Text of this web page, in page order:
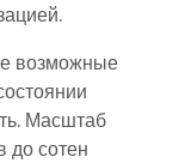
возможные
Масштаб
до сотен